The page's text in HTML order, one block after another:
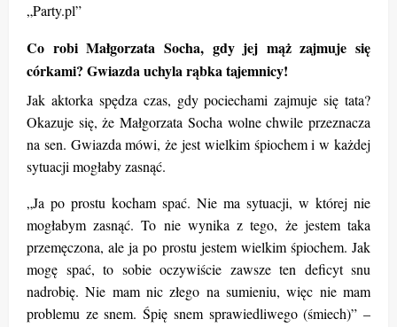
„Party.pl”
Co robi Małgorzata Socha, gdy jej mąż zajmuje się
córkami? Gwiazda uchyla rąbka tajemnicy!
Jak aktorka spędza czas, gdy pociechami zajmuje się tata?
Okazuje się, że Małgorzata Socha wolne chwile przeznacza
na sen. Gwiazda mówi, że jest wielkim śpiochem i w każdej
sytuacji mogłaby zasnąć.
„Ja po prostu kocham spać. Nie ma sytuacji, w której nie
mogłabym zasnąć. To nie wynika z tego, że jestem taka
przemęczona, ale ja po prostu jestem wielkim śpiochem. Jak
mogę spać, to sobie oczywiście zawsze ten deficyt snu
nadrobię. Nie mam nic złego na sumieniu, więc nie mam
problemu ze snem. Śpię snem sprawiedliwego (śmiech)” –